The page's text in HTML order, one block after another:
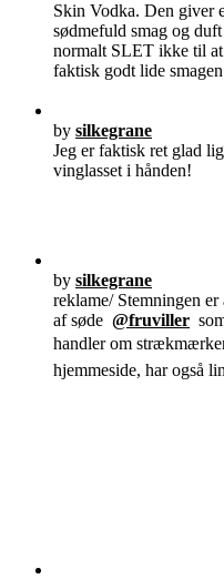
Skin Vodka. Den giver
sødmefuld smag og
normalt SLET ikke til
faktisk godt lide
by silkegrane
Jeg er faktisk ret glad
vinglasset i hånden!
by silkegrane
reklame/ Stemningen
af søde @fruviller
handler om
hjemmeside, har også